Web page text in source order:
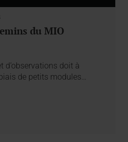
du MIO
d’observations doit à
de petits modules…